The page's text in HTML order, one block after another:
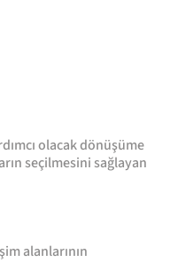
olacak dönüşüme
seçilmesini sağlayan
alanlarının